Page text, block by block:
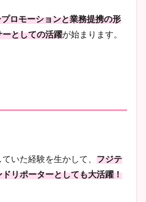
ロモーションと業務提携の形
としての活躍が始まります。
いた経験を生かして、 フジテ
リポーターとしても大活躍！